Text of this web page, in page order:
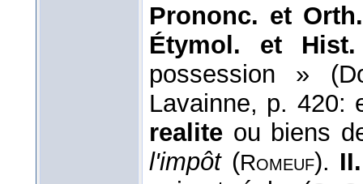
Prononc. et
Étymol. et
possession »
Lavainne, p. 420:
realite ou biens
l'impôt(Romeuf).